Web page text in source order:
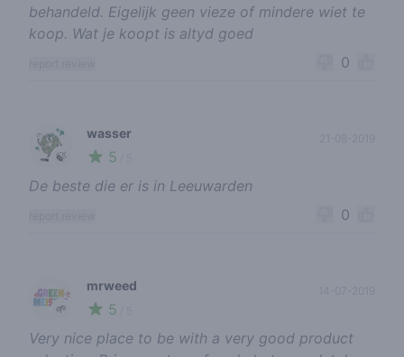
behandeld. Eigelijk geen vieze of mindere wiet te
koop. Wat je koopt is altyd goed
0
🍃
wasser
5
De beste die er is in Leeuwarden
0
🌱
mrweed
5
Very nice place to be with a very good product